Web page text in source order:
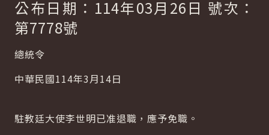
公布日期：114年03月26日 號次：
第7778號
總統令
中華民國114年3月14日
駐教廷大使李世明已准退職，應予免職。